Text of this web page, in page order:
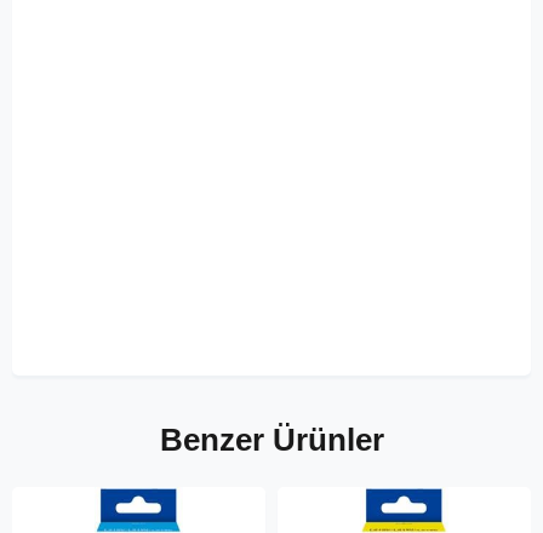
Benzer Ürünler